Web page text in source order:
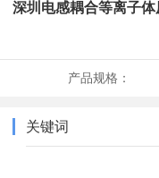
深圳电感耦合等离子
产品规格：
关键词